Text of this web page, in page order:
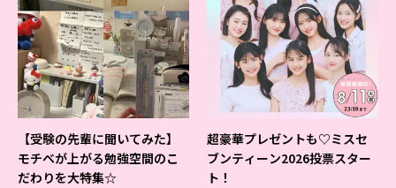
【受験の先輩に聞いてみた】
モチベが上がる勉強空間のこ
だわりを大特集☆
超豪華プレゼントも♡ミスセ
ブンティーン2026投票スター
ト！